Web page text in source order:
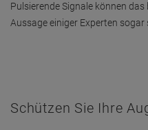
Pulsierende Signale können
Aussage einiger Experten
Schützen Sie Ihre